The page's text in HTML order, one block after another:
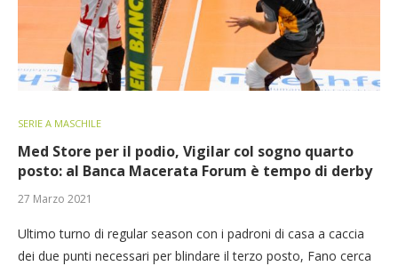
SERIE A MASCHILE
Med Store per il podio, Vigilar col sogno quarto
posto: al Banca Macerata Forum è tempo di derby
27 Marzo 2021
Ultimo turno di regular season con i padroni di casa a caccia
dei due punti necessari per blindare il terzo posto, Fano cerca